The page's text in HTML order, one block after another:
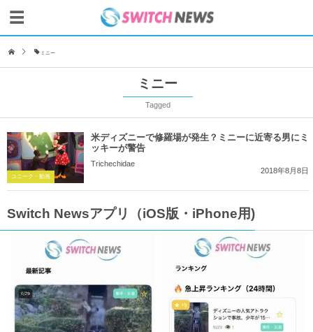
ミニー
ミニー
Tagged
ユニーク・動画
米ディズニーで修羅場が発生？ミニーに近寄る男にミ
ッキーが警告
Trichechidae
2018年8月8日
Switch Newsアプリ（iOS版・iPhone用)